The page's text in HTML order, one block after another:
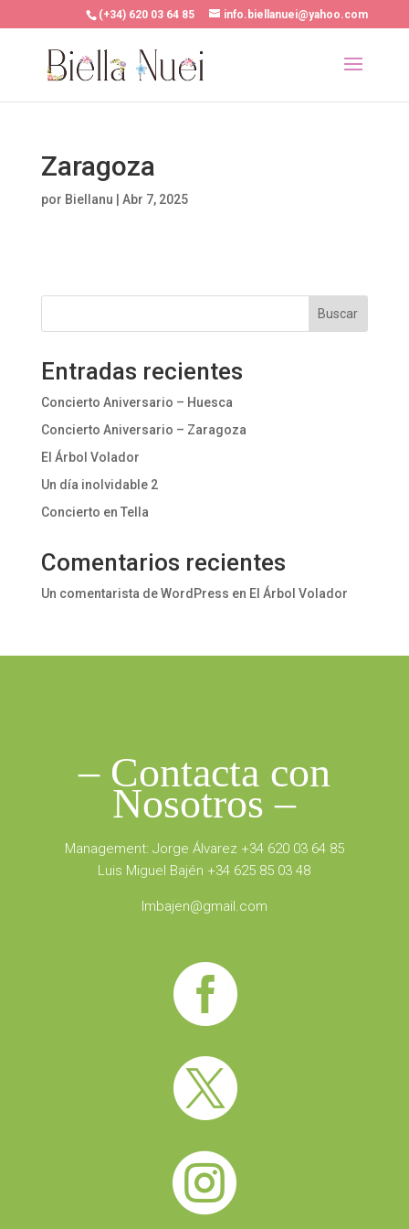
(+34) 620 03 64 85 info.biellanuei@yahoo.com
Zaragoza
por Biellanu Abr 7, 2025
Buscar
Entradas recientes
Concierto Aniversario – Huesca
Concierto Aniversario – Zaragoza
El Árbol Volador
Un día inolvidable 2
Concierto en Tella
Comentarios recientes
Un comentarista de WordPress en El Árbol Volador
– Contacta con
Nosotros –
Management: Jorge Álvarez +34 620 03 64 85
Luis Miguel Bajén +34 625 85 03 48
lmbajen@gmail.com


